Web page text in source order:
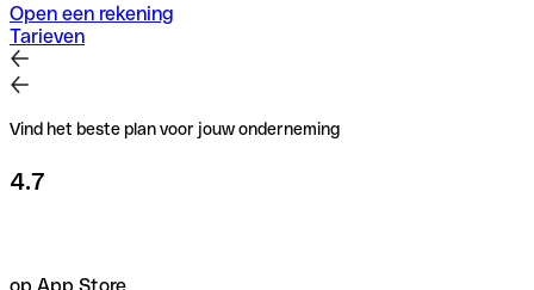
Open een rekening
Tarieven
Vind het beste plan voor jouw onderneming
4.7